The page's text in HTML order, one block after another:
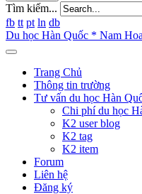
Tìm kiếm...
fb tt pt ln db
Du học Hàn Quốc * Nam
Trang Chủ
Thông tin trường
Tư vấn du học Hàn
Chi phí du học
K2 user blog
K2 tag
K2 item
Forum
Liên hệ
Đăng ký